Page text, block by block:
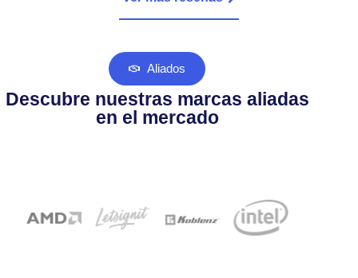
Aliados
Descubre nuestras marcas aliadas
en el mercado